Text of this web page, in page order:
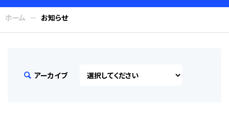
ホーム お知らせ
アーカイブ